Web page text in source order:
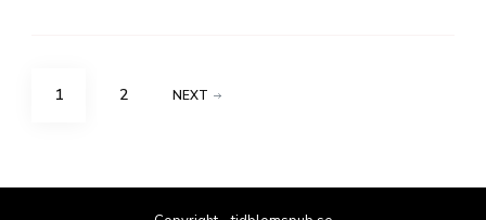
Sidnumrering
PAGE
1 PAGE
2 NEXT